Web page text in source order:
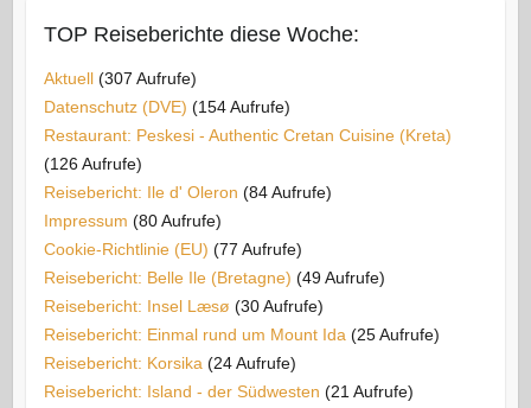
TOP Reiseberichte diese Woche:
Aktuell (307 Aufrufe)
Datenschutz (DVE) (154 Aufrufe)
Restaurant: Peskesi - Authentic Cretan Cuisine (Kreta)
(126 Aufrufe)
Reisebericht: Ile d' Oleron (84 Aufrufe)
Impressum (80 Aufrufe)
Cookie-Richtlinie (EU) (77 Aufrufe)
Reisebericht: Belle Ile (Bretagne) (49 Aufrufe)
Reisebericht: Insel Læsø (30 Aufrufe)
Reisebericht: Einmal rund um Mount Ida (25 Aufrufe)
Reisebericht: Korsika (24 Aufrufe)
Reisebericht: Island - der Südwesten (21 Aufrufe)